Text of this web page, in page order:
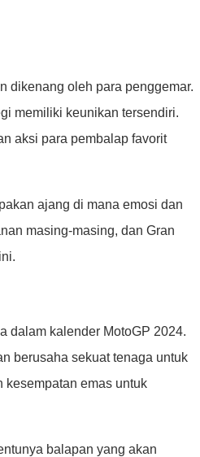
dikenang oleh para penggemar.
memiliki keunikan tersendiri.
aksi para pembalap favorit
ajang di mana emosi dan
masing-masing, dan Gran
dalam kalender MotoGP 2024.
berusaha sekuat tenaga untuk
kesempatan emas untuk
balapan yang akan